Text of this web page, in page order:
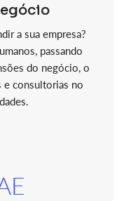
a sua empresa?
passando
do negócio, o
e consultorias no